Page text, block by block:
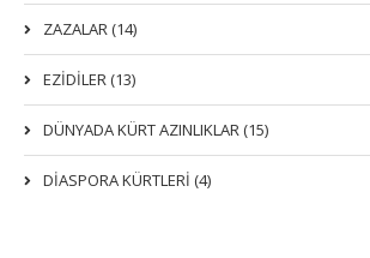
ZAZALAR (14)
EZIDILER (13)
DÜNYADA KÜRT AZINLIKLAR (15)
DİASPORA KÜRTLERİ (4)